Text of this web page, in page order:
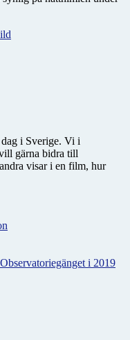
i Sverige. Vi i
gärna bidra till
visar i en film, hur
i 2019